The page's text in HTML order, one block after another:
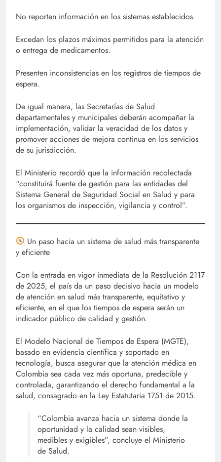
No reporten información en los sistemas establecidos.
Excedan los plazos máximos permitidos para la atención
o entrega de medicamentos.
Presenten inconsistencias en los registros de tiempos de
espera.
De igual manera, las Secretarías de Salud
departamentales y municipales deberán acompañar la
implementación, validar la veracidad de los datos y
promover acciones de mejora continua en los servicios
de su jurisdicción.
El Ministerio recordó que la información recolectada
“constituirá fuente de gestión para las entidades del
Sistema General de Seguridad Social en Salud y para
los organismos de inspección, vigilancia y control”.
Un paso hacia un sistema de salud más transparente
y eficiente
Con la entrada en vigor inmediata de la Resolución 2117
de 2025, el país da un paso decisivo hacia un modelo
de atención en salud más transparente, equitativo y
eficiente, en el que los tiempos de espera serán un
indicador público de calidad y gestión.
El Modelo Nacional de Tiempos de Espera (MGTE),
basado en evidencia científica y soportado en
tecnología, busca asegurar que la atención médica en
Colombia sea cada vez más oportuna, predecible y
controlada, garantizando el derecho fundamental a la
salud, consagrado en la Ley Estatutaria 1751 de 2015.
“Colombia avanza hacia un sistema donde la
oportunidad y la calidad sean visibles,
medibles y exigibles”, concluye el Ministerio
de Salud.